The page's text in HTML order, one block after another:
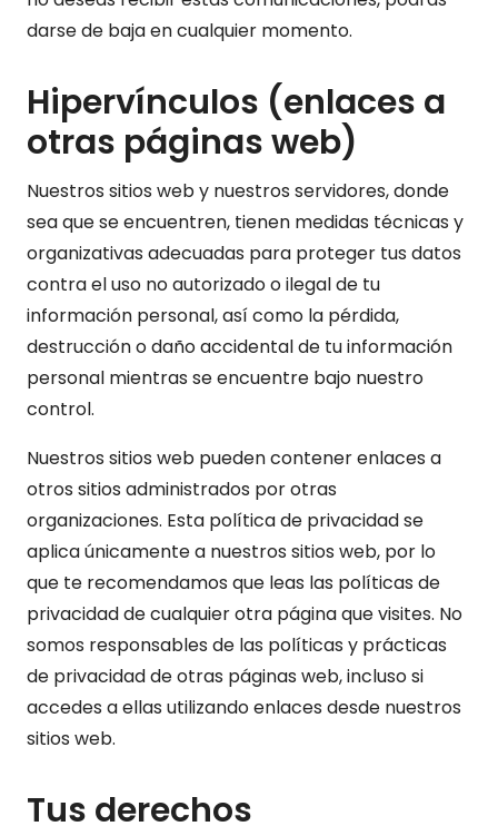
darse de baja en cualquier momento.
Hipervínculos (enlaces a
otras páginas web)
Nuestros sitios web y nuestros servidores, donde
sea que se encuentren, tienen medidas técnicas y
organizativas adecuadas para proteger tus datos
contra el uso no autorizado o ilegal de tu
información personal, así como la pérdida,
destrucción o daño accidental de tu información
personal mientras se encuentre bajo nuestro
control.
Nuestros sitios web pueden contener enlaces a
otros sitios administrados por otras
organizaciones. Esta política de privacidad se
aplica únicamente a nuestros sitios web, por lo
que te recomendamos que leas las políticas de
privacidad de cualquier otra página que visites. No
somos responsables de las políticas y prácticas
de privacidad de otras páginas web, incluso si
accedes a ellas utilizando enlaces desde nuestros
sitios web.
Tus derechos